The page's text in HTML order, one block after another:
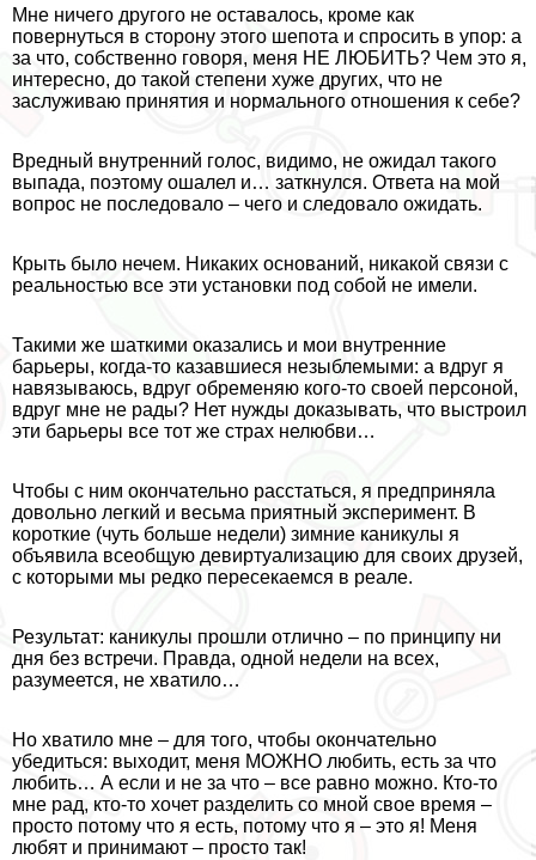
Мне ничего другого не оставалось, кроме как
повернуться в сторону этого шепота и спросить в упор: а
за что, собственно говоря, меня НЕ ЛЮБИТЬ? Чем это я,
интересно, до такой степени хуже других, что не
заслуживаю принятия и нормального отношения к себе?
Вредный внутренний голос, видимо, не ожидал такого
выпада, поэтому ошалел и… заткнулся. Ответа на мой
вопрос не последовало – чего и следовало ожидать.
Крыть было нечем. Никаких оснований, никакой связи с
реальностью все эти установки под собой не имели.
Такими же шаткими оказались и мои внутренние
барьеры, когда-то казавшиеся незыблемыми: а вдруг я
навязываюсь, вдруг обременяю кого-то своей персоной,
вдруг мне не рады? Нет нужды доказывать, что выстроил
эти барьеры все тот же страх нелюбви…
Чтобы с ним окончательно расстаться, я предприняла
довольно легкий и весьма приятный эксперимент. В
короткие (чуть больше недели) зимние каникулы я
объявила всеобщую девиртуализацию для своих друзей,
с которыми мы редко пересекаемся в реале.
Результат: каникулы прошли отлично – по принципу ни
дня без встречи. Правда, одной недели на всех,
разумеется, не хватило…
Но хватило мне – для того, чтобы окончательно
убедиться: выходит, меня МОЖНО любить, есть за что
любить… А если и не за что – все равно можно. Кто-то
мне рад, кто-то хочет разделить со мной свое время –
просто потому что я есть, потому что я – это я! Меня
любят и принимают – просто так!